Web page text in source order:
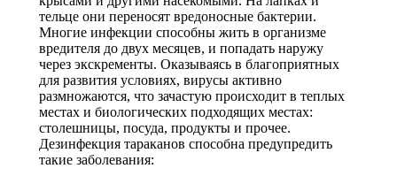
тельце они переносят вредоносные бактерии.
Многие инфекции способны жить в организме
вредителя до двух месяцев, и попадать наружу
через экскременты. Оказываясь в благоприятных
для развития условиях, вирусы активно
размножаются, что зачастую происходит в теплых
местах и биологических подходящих местах:
столешницы, посуда, продукты и прочее.
Дезинфекция тараканов способна предупредить
такие заболевания: